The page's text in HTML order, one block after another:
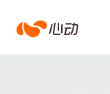
爱搜索结果